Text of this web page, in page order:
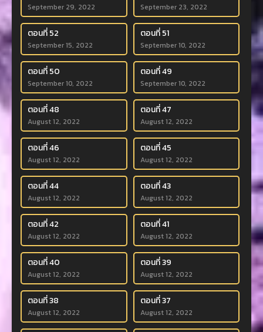
September 29, 2022 September 23, 2022
ตอนที่ 52
September 15, 2022
ตอนที่ 51
September 10, 2022
ตอนที่ 50
September 10, 2022
ตอนที่ 49
September 10, 2022
ตอนที่ 48
August 12, 2022
ตอนที่ 47
August 12, 2022
ตอนที่ 46
August 12, 2022
ตอนที่ 45
August 12, 2022
ตอนที่ 44
August 12, 2022
ตอนที่ 43
August 12, 2022
ตอนที่ 42
August 12, 2022
ตอนที่ 41
August 12, 2022
ตอนที่ 40
August 12, 2022
ตอนที่ 39
August 12, 2022
ตอนที่ 38
August 12, 2022
ตอนที่ 37
August 12, 2022